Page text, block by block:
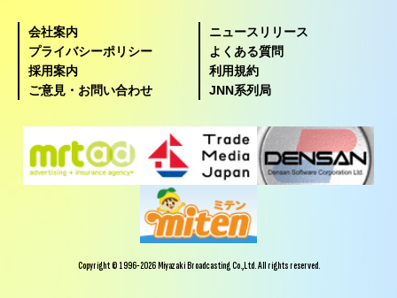
会社案内
ニュースリリース
プライバシーポリシー
よくある質問
採用案内
利用規約
ご意見・お問い合わせ
JNN系列局
Copyright © 1996-2026 Miyazaki Broadcasting Co.,Ltd. All rights reserved.